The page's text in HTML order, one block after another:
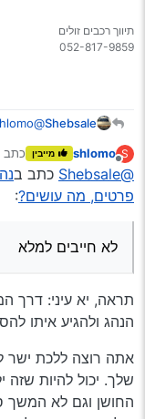
תיווך רכבים זולים
Shebsale
@shlomo
S
מנותק
shlomo מייבין כתב
נערך
@Shebsale כתב ב
פרטים, מה עושים?:
לא חייבים למלא
תראה, יא עיני: דרך
הנהג ולהגיע איתו
אתה רוצה ללכת
שלך. יכול להיות שזה
החושן וגם לא המשך